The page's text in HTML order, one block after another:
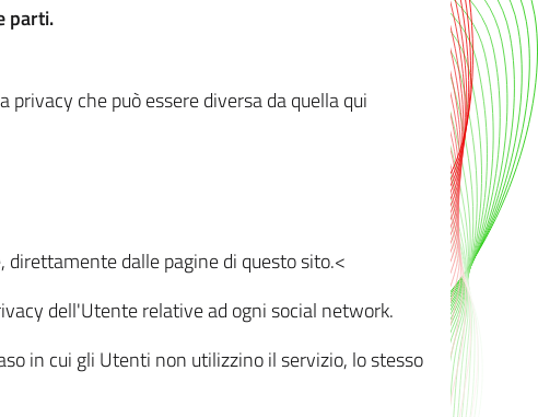
parti.
che può essere diversa da quella qui
dalle pagine di questo sito.<
dell'Utente relative ad ogni social network.
in cui gli Utenti non utilizzino il servizio, lo stesso